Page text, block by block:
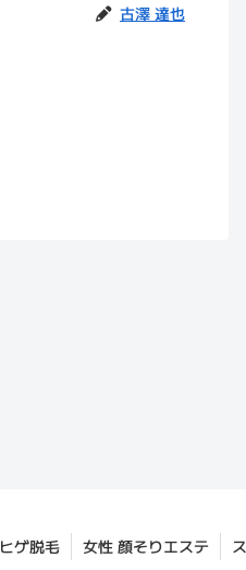
古澤 達也
ヒゲ脱毛 女性 顔そりエステ